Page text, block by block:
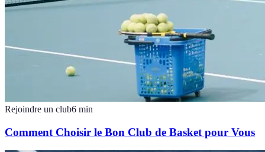
Rejoindre un club6 min
Comment Choisir le Bon Club de Basket pour Vous